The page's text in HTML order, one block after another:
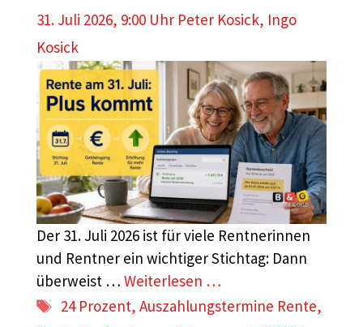
31. Juli 2026, 9:00 Uhr Peter Kosick, Ingo
Kosick
Der 31. Juli 2026 ist für viele Rentnerinnen
und Rentner ein wichtiger Stichtag: Dann
überweist … Weiterlesen …
Schlagwörter
24 Prozent,Auszahlungstermine Rente,